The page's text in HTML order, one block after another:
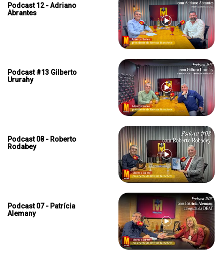
Podcast 12 - Adriano
Abrantes
Podcast #13 Gilberto
Ururahy
Podcast 08 - Roberto
Rodabey
Podcast 07 - Patrícia
Alemany